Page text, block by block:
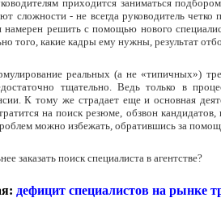
приходится заниматься
сложности - не всегда руководитель
решить с помощью нового
того, какие кадры ему нужны, результат
реальных (а не «типичных»)
тщательно. Ведь только в
К тому же страдает еще и основная
на поиск резюме, обзвон кандидатов,
можно избежать, обратившись за
заказать поиск специалиста в агентстве?
дефицит специалистов на рынке